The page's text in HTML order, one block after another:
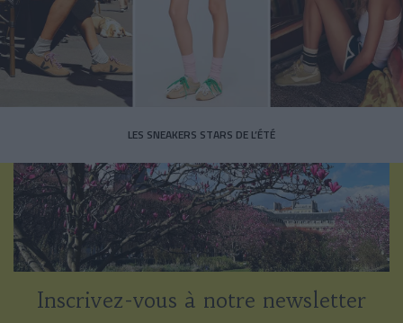
LES SNEAKERS STARS DE L’ÉTÉ
Inscrivez-vous à notre newsletter